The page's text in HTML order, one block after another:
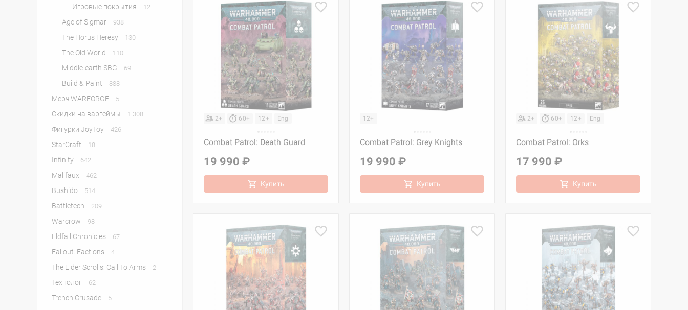
Игровые покрытия 12
Age of Sigmar 938
The Horus Heresy 130
The Old World 110
Middle-earth SBG 69
Build & Paint 888
Мерч WARFORGE 5
Скидки на варгеймы 1 308
Фигурки JoyToy 426
StarСraft 18
Infinity 642
Malifaux 462
Bushido 514
Battletech 209
Warcrow 98
Eldfall Chronicles 67
Fallout: Factions 4
The Elder Scrolls: Call To Arms 2
Технолог 62
Trench Crusade 5
2+ 60+ 12+ Eng
Combat Patrol: Death Guard
19 990 ₽
Купить
12+
Combat Patrol: Grey Knights
19 990 ₽
Купить
2+ 60+ 12+ Eng
Combat Patrol: Orks
17 990 ₽
Купить